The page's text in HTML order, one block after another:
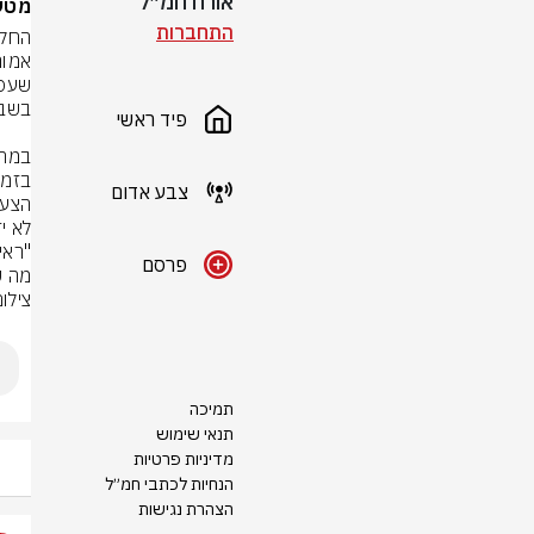
התחברות
פיד ראשי
צבע אדום
פרסם
תמיכה
תנאי שימוש
מדיניות פרטיות
הנחיות לכתבי חמ״ל
הצהרת נגישות
מה